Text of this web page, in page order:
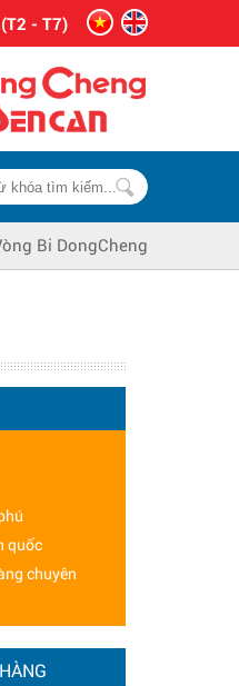
- T7)
Bi DongCheng
quốc
chuyên